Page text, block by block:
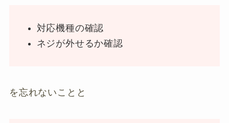
対応機種の確認
ネジが外せるか確認
を忘れないことと